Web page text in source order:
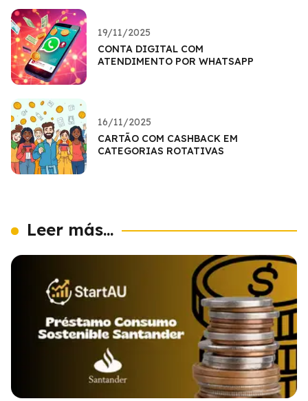
19/11/2025
CONTA DIGITAL COM
ATENDIMENTO POR WHATSAPP
16/11/2025
CARTÃO COM CASHBACK EM
CATEGORIAS ROTATIVAS
Leer más...